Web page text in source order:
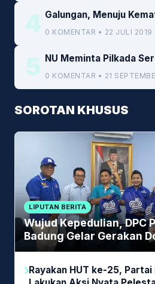
4 Galungan, Menuju
0 KOMENTAR • 22 JULI 2019
5 NU Meminta Pilkada
0 KOMENTAR • 21
SOROTAN KHUSUS
LIPUTAN BERITA
Wujud Kepedulian, DPC
Badung Gelar Gerakan
Rayakan HUT ke-25,